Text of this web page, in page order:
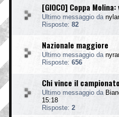
[GIOCO] Coppa
Ultimo messaggio da
Risposte: 82
Nazionale maggiore
Ultimo messaggio da
Risposte: 656
Chi vince il
Ultimo messaggio da
15:18
Risposte: 2